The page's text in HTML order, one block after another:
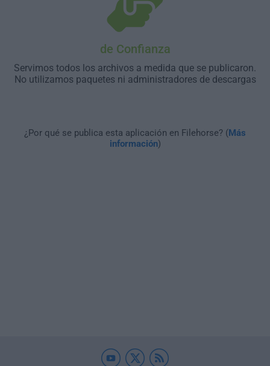
de Confianza
Servimos todos los archivos a medida que se publicaron.
No utilizamos paquetes ni administradores de descargas
¿Por qué se publica esta aplicación en Filehorse? (Más
información)